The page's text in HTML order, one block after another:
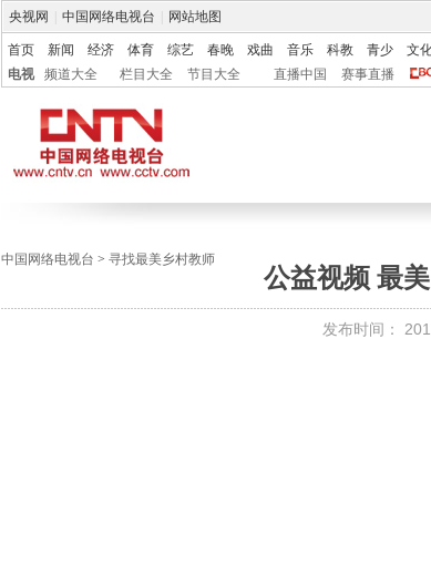
央视网 中国网络电视台 网站地图
首页 新闻 经济 体育 综艺 春晚 戏曲 音乐 科教 青少 文
电视
频道大全 栏目大全 节目大全 直播中国 赛事直播
中国网络电视台 > 寻找最美乡村教师
公益视频 最
发布时间：